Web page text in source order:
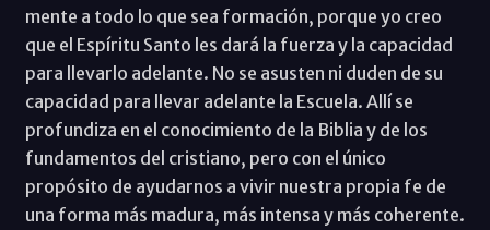
mente a todo lo que sea formación, porque yo creo
que el Espíritu Santo les dará la fuerza y la capacidad
para llevarlo adelante. No se asusten ni duden de su
capacidad para llevar adelante la Escuela. Allí se
profundiza en el conocimiento de la Biblia y de los
fundamentos del cristiano, pero con el único
propósito de ayudarnos a vivir nuestra propia fe de
una forma más madura, más intensa y más coherente.